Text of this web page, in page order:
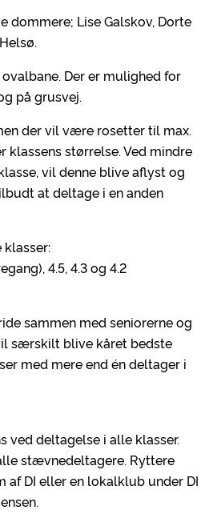
dommere; Lise Galskov, Dorte
Der er mulighed for
på grusvej.
der vil være rosetter til max.
klassens størrelse. Ved mindre
vil denne blive aflyst og
at deltage i en anden
klasser:
4.5, 4.3 og 4.2
sammen med seniorerne og
særskilt blive kåret bedste
med mere end én deltager i
ved deltagelse i alle klasser.
stævnedeltagere. Ryttere
DI eller en lokalklub under DI